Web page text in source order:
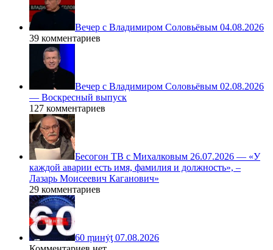
Вечер с Владимиром Соловьёвым 04.08.2026
39 комментариев
Вечер с Владимиром Соловьёвым 02.08.2026
— Воскресный выпуск
127 комментариев
Бесогон ТВ с Михалковым 26.07.2026 — «У
каждой аварии есть имя, фамилия и должность», –
Лазарь Моисеевич Каганович»
29 комментариев
60 ṃинẏƫ 07.08.2026